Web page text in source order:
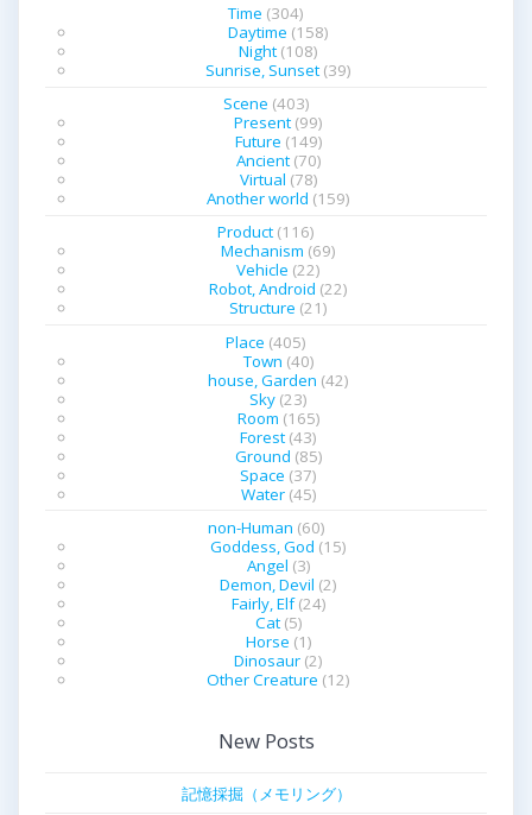
Time (304)
Daytime (158)
Night (108)
Sunrise, Sunset (39)
Scene (403)
Present (99)
Future (149)
Ancient(70)
Virtual (78)
Another world (159)
Product (116)
Mechanism (69)
Vehicle (22)
Robot, Android (22)
Structure (21)
Place (405)
Town (40)
house, Garden (42)
Sky (23)
Room (165)
Forest (43)
Ground (85)
Space (37)
Water(45)
non-Human (60)
Goddess, God (15)
Angel (3)
Demon, Devil (2)
Fairly, Elf(24)
Cat(5)
Horse (1)
Dinosaur (2)
Other Creature (12)
New Posts
記憶採掘（メモリング）